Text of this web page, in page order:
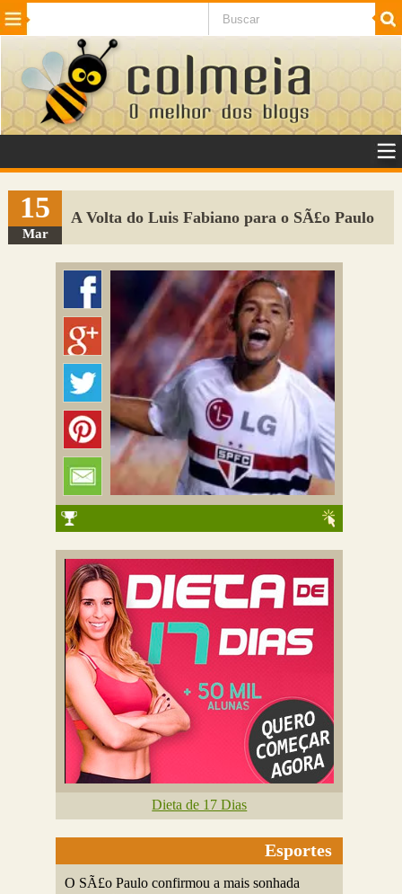
Beleza Cinema e TV
Internet Jogos NotÃ­cias SaÃºde
VeÃ­culos Adulto
Sugerir Link
Adicionar Blog
Colmeia Exchange
15
Mar
A Volta do Luis Fabiano para o SÃ£o Paulo
Dieta de 17 Dias
Esportes
O SÃ£o Paulo confirmou a mais sonhada